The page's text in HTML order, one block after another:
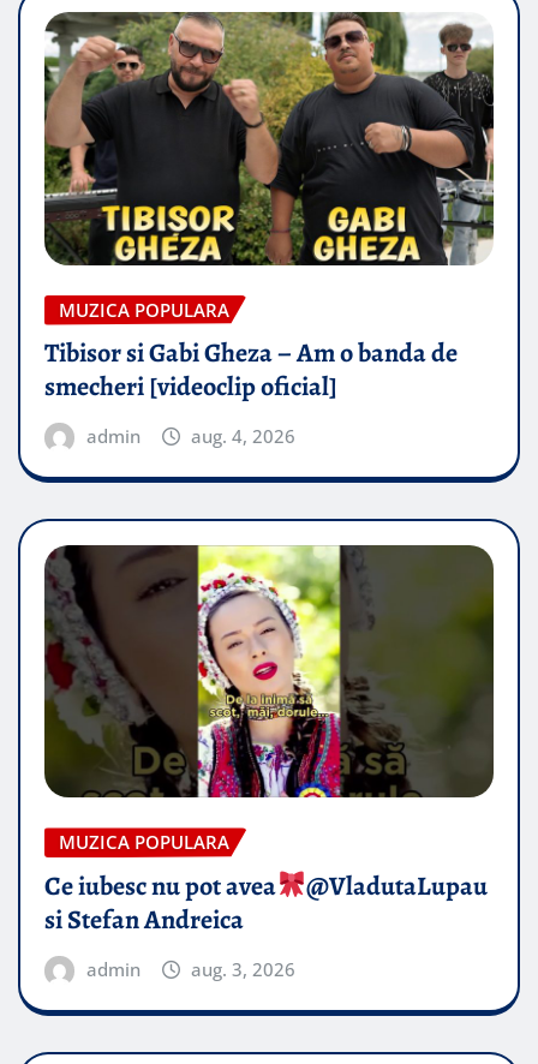
MUZICA POPULARA
Tibisor si Gabi Gheza – Am o banda de
smecheri [videoclip oficial]
admin aug. 4, 2026
MUZICA POPULARA
Ce iubesc nu pot avea
​@VladutaLupau
si Stefan Andreica
admin aug. 3, 2026